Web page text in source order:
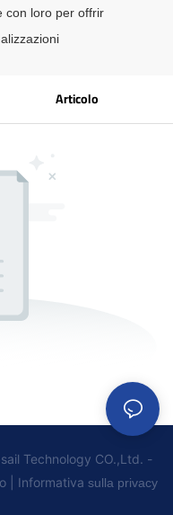
con loro per offrir
Articolo
Technology CO.,Ltd. -
Informativa sulla privacy